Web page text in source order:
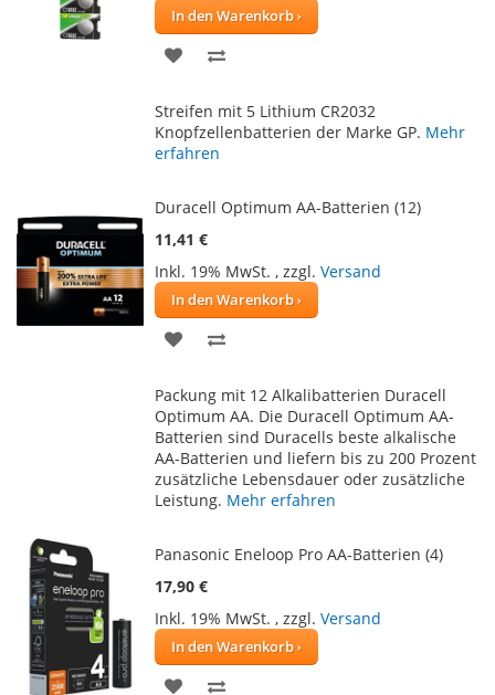
In den Warenkorb
ZUR
HINZUFÜGEN
HINZUFÜGEN
Streifen mit 5 Lithium CR2032
Knopfzellenbatterien der Marke GP. Mehr
erfahren
Duracell Optimum AA-Batterien (12)
11,41 €
Inkl. 19% MwSt. , zzgl. Versand
In den Warenkorb
ZUR
HINZUFÜGEN
HINZUFÜGEN
Packung mit 12 Alkalibatterien Duracell
Optimum AA. Die Duracell Optimum AA-
Batterien sind Duracells beste alkalische
AA-Batterien und liefern bis zu 200 Prozent
zusätzliche Lebensdauer oder zusätzliche
Leistung. Mehr erfahren
Panasonic Eneloop Pro AA-Batterien (4)
17,90 €
Inkl. 19% MwSt. , zzgl. Versand
In den Warenkorb
ZUR